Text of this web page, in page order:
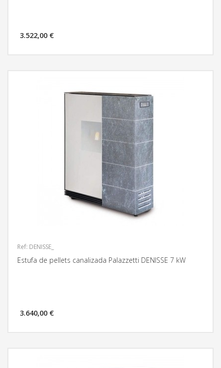
3.522,00 €
Ref: DENISSE_
Estufa de pellets canalizada Palazzetti DENISSE 7 kW
3.640,00 €